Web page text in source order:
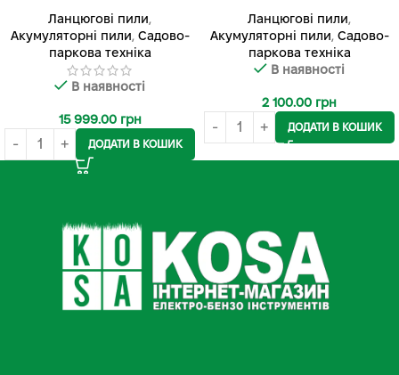
Ланцюгові пили,
Акумуляторні пили, Садово-
паркова техніка
В наявності
15 999.00 грн
ДОДАТИ В КОШИК
Ланцюгові пили,
Акумуляторні пили, Садово-
паркова техніка
В наявності
2 100.00 грн
ДОДАТИ В КОШИК